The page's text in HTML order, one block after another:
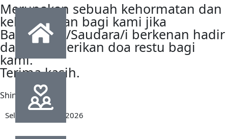
Merupakan sebuah kehormatan dan
kebahagiaan bagi kami jika
Bapak/Ibu /Saudara/i berkenan hadir
dan memberikan doa restu bagi
kami.
Terima kasih.
Shinta & Ajat
Selasa, 24 maret 2026